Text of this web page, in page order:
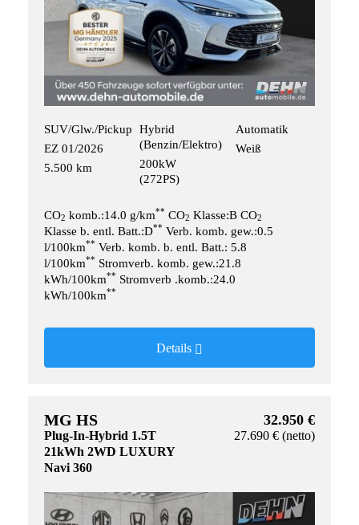
SUV/Glw./Pickup
EZ 01/2026
5.500 km
Hybrid
(Benzin/Elektro)
200kW
(272PS)
Automatik
Weiß
CO2 komb.:14.0 g/km** CO2 Klasse:B CO2
Klasse b. entl. Batt.:D** Verb. komb. gew.:0.5
l/100km** Verb. komb. b. entl. Batt.: 5.8
l/100km** Stromverb. komb. gew.:21.8
kWh/100km** Stromverb .komb.:24.0
kWh/100km**
Details
MG HS
Plug-In-Hybrid 1.5T
21kWh 2WD LUXURY
Navi 360
32.950 €
27.690 € (netto)